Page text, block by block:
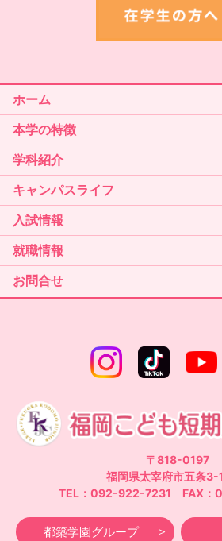
ホーム
本学の特徴
学科紹介
キャンパスライフ
入試情報
就職情報
お問合せ
〒818-0197
福岡県太宰府市五条
TEL：092-922-7231 FAX：
都築学園グループ